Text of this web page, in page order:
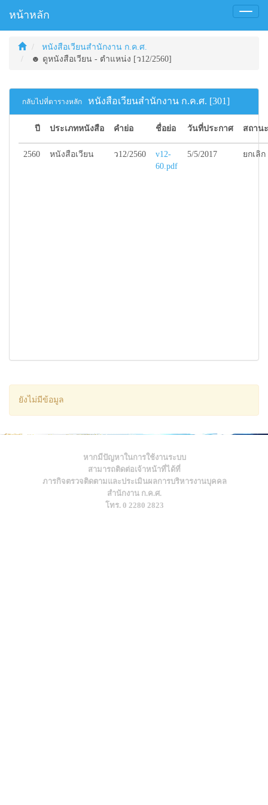
หน้าหลัก
Toggle
หนังสือเวียนสำนักงาน ก.ค.ศ.
☻ ดูหนังสือเวียน - ตำแหน่ง [ว12/2560]
กลับไปที่ตารางหลัก หนังสือเวียนสำนักงาน ก.ค.ศ. [301]
ปี ประเภทหนังสือ คำย่อ ชื่อย่อ วันที่ประกาศ สถาน
2560 หนังสือเวียน ว12/2560
v12-
60.pdf
5/5/2017 ยกเลิก
ยังไม่มีข้อมูล
หากมีปัญหาในการใช้งานระบบ
สามารถติดต่อเจ้าหน้าที่ได้ที่
ภารกิจตรวจติดตามและประเมินผลการบริหารงานบุคคล
สำนักงาน ก.ค.ศ.
โทร. 0 2280 2823